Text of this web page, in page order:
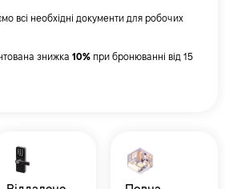
всі необхідні документи для робочих
знижка 10% при бронюванні від 15